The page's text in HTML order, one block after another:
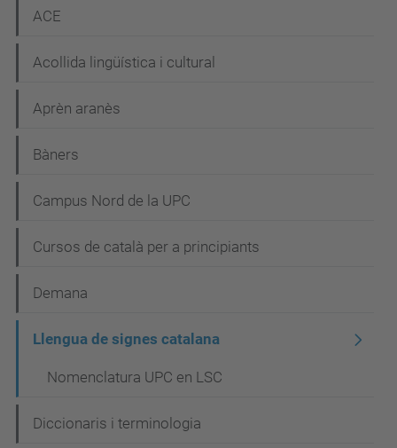
ACE
Acollida lingüística i cultural
Aprèn aranès
Bàners
Campus Nord de la UPC
Cursos de català per a principiants
Demana
Llengua de signes catalana
Nomenclatura UPC en LSC
Diccionaris i terminologia